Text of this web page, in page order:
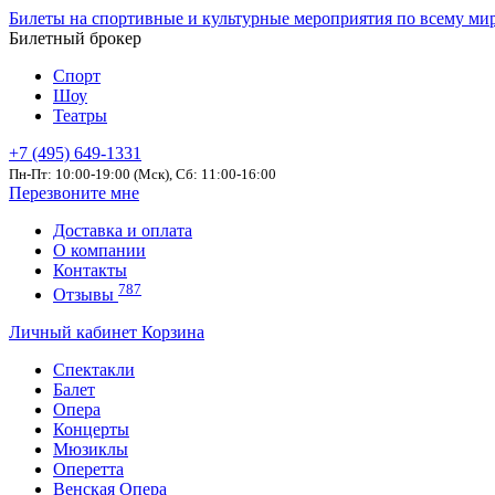
Билеты на спортивные и культурные мероприятия по всему
Билетный брокер
Спорт
Шоу
Театры
+7 (495) 649-1331
Пн-Пт: 10:00-19:00 (Мск), Сб: 11:00-16:00
Перезвоните мне
Доставка и оплата
О компании
Контакты
Отзывы 787
Личный кабинет Корзина
Спектакли
Балет
Опера
Концерты
Мюзиклы
Оперетта
Венская Опера